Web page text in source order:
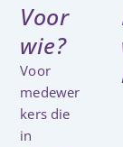
Voor
wie?
Voor
medewer
kers die
in